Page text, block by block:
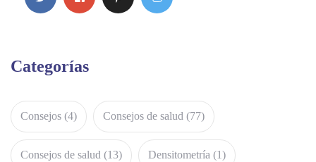
Categorías
Consejos (4) Consejos de salud (77)
Consejos de salud (13) Densitometría (1)